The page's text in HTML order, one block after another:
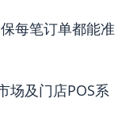
每笔订单都能准
场及门店POS系